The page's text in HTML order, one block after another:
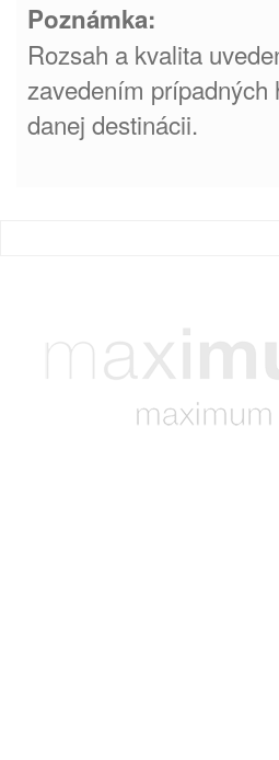
Poznámka:
Rozsah a kvalita
zavedením prípadných
danej destinácii.